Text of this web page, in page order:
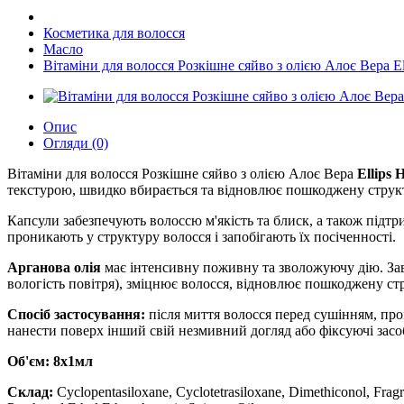
Косметика для волосся
Масло
Вітаміни для волосся Розкішне сяйво з олією Алоє
Опис
Огляди (0)
Вітаміни для волосся Розкішне сяйво з олією Алоє Вера Ellips
текстурою, швидко вбирається та відновлює пошкоджену
Капсули забезпечують волоссю м'якість та блиск, а також
проникають у структуру волосся і запобігають їх посіченності.
Арганова олія має інтенсивну поживну та зволожуючу дію.
вологість повітря), зміцнює волосся, відновлює пошкоджену
Спосіб застосування: після миття волосся перед сушінням,
нанести поверх інший свій незмивний догляд або фіксуючі
Об'єм: 8х1мл
Склад: Cyclopentasiloxane, Cyclotetrasiloxane, Dimethiconol,